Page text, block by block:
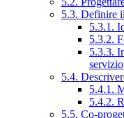
5.3. Definire
5.3.1.
5.3.2.
5.3.3.
servizio
5.4.
5.4.1.
5.4.2.
5.5. Co-